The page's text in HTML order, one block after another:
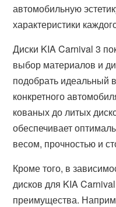
автомобильную
характеристики
Диски KIA Carnival 3
выбор материалов и
подобрать идеальный
конкретного
кованых до литых
обеспечивает
весом, прочностью и
Кроме того, в
дисков для KIA
преимущества.